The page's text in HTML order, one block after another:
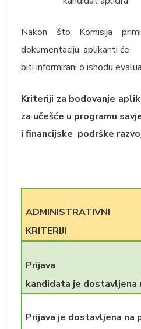
Nakon što Komisija
dokumentaciju, aplikanti će
biti informirani o ishodu
Kriteriji za bodovanje
za učešće u programu
i financijske podrške
ADMINISTRATIVNI
KRITERIJI
Prijava
kandidata je dostavljena
Prijava je dostavljena na